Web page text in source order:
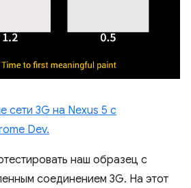
сети 3G на Nexus 5 с
Dev.
наш образец с
соединением 3G. На этот